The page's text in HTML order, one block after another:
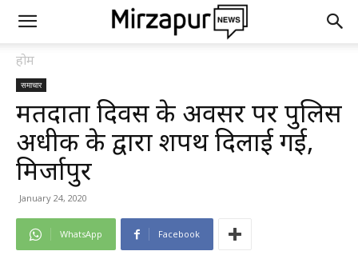
होम
समाचार
मतदाता दिवस के अवसर पर पुलिस
अधीक्षक के द्वारा शपथ दिलाई गई,
मिर्जापुर
January 24, 2020
WhatsApp Facebook